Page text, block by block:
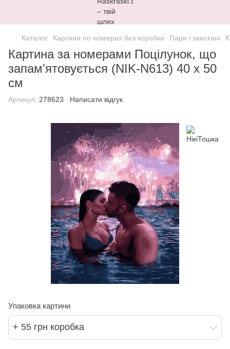
Каталог Картини по номерах без коробки Пари і закохані
Картина за номерами Поцілунок, що
запам'ятовується (NIK-N613) 40 х 50
см
Артикул: 278623 Написати відгук
Упаковка картини
+ 55 грн коробка